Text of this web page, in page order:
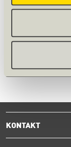
Haben Sie
KONTAKT